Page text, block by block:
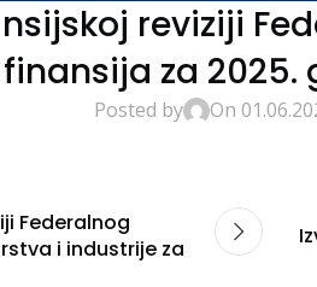
reviziji
finansija za 2025.
Posted by On
Federalnog
i industrije za